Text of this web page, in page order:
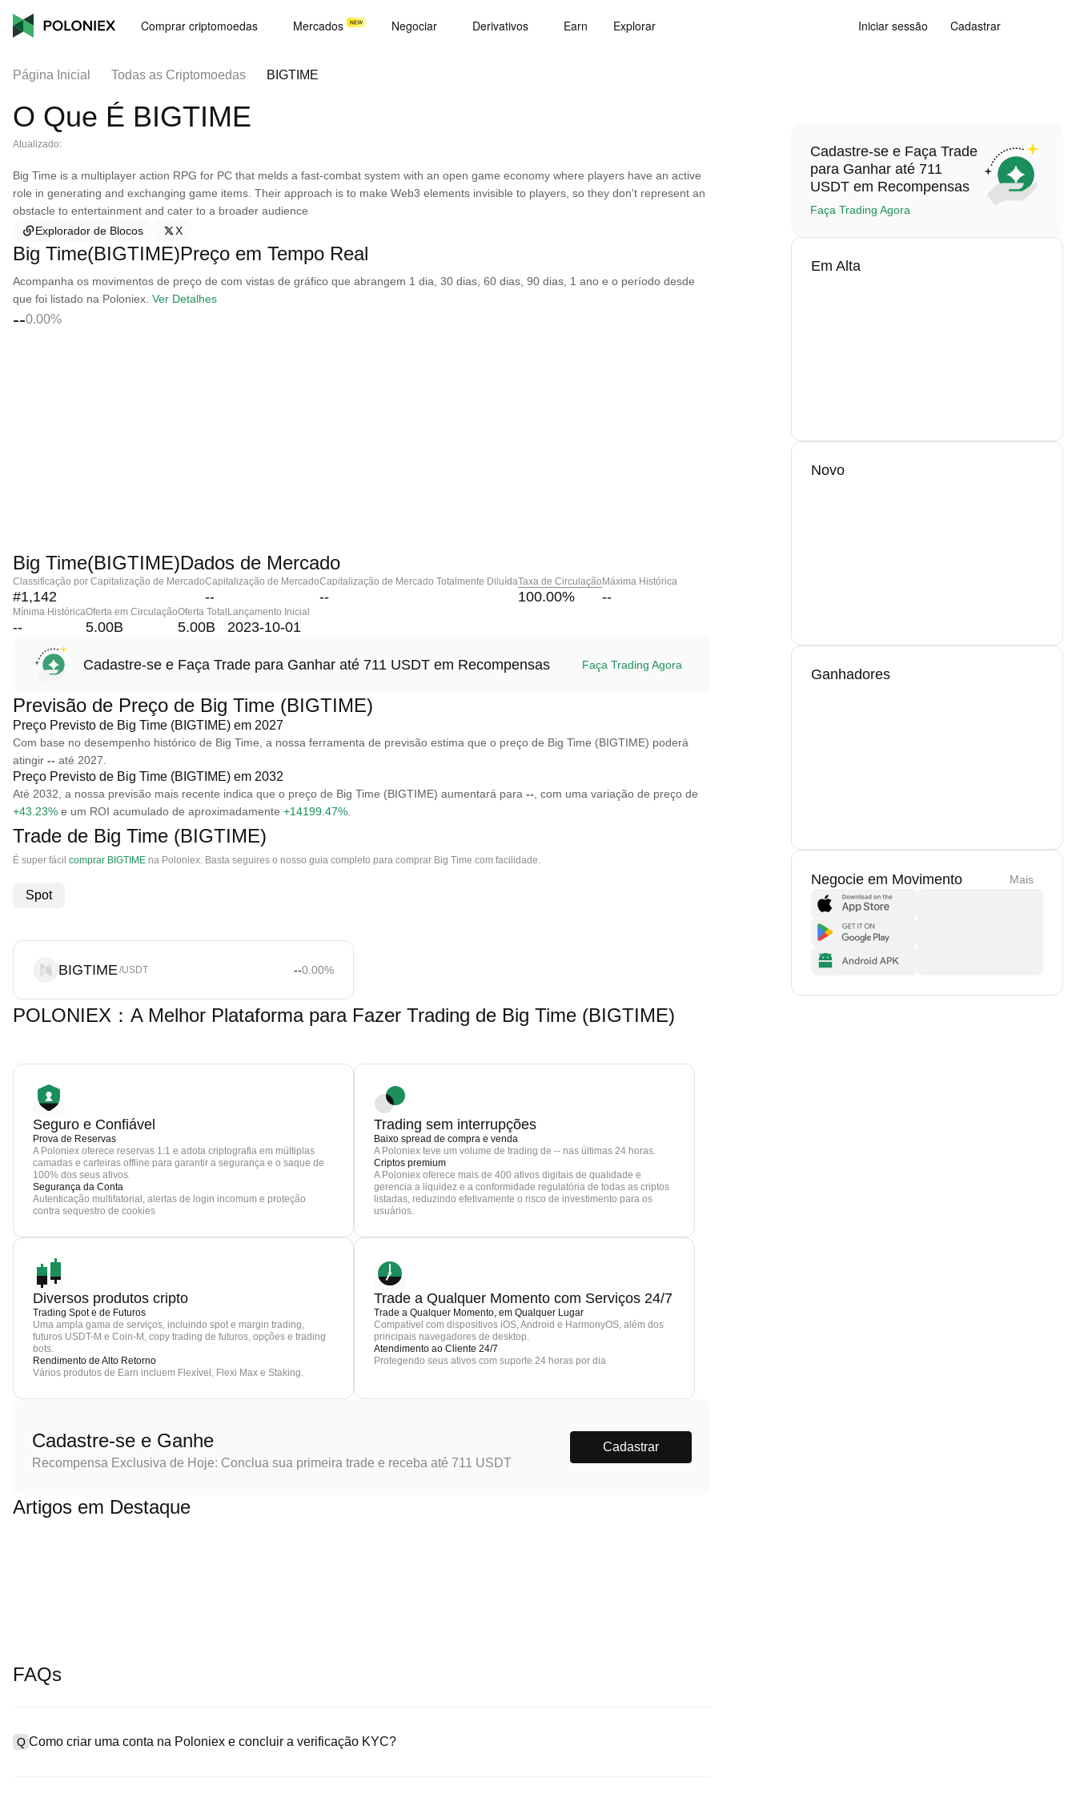
Comprar criptomoedas Mercados Negociar Derivativos Earn Explorar Iniciar sessão Cadastrar
Página Inicial Todas as Criptomoedas BIGTIME
O Que É BIGTIME
Atualizado:
Big Time is a multiplayer action RPG for PC that melds a fast-combat system with an open game economy where players have an active
role in generating and exchanging game items. Their approach is to make Web3 elements invisible to players, so they don't represent an
obstacle to entertainment and cater to a broader audience
Explorador de Blocos
X
Big Time(BIGTIME)Preço em Tempo Real
Acompanha os movimentos de preço de com vistas de gráfico que abrangem 1 dia, 30 dias, 60 dias, 90 dias, 1 ano e o período desde
que foi listado na Poloniex. Ver Detalhes
--0.00%
Big Time(BIGTIME)Dados de Mercado
Classificação por Capitalização de Mercado
#1,142
Capitalização de Mercado
--
Capitalização de Mercado Totalmente Diluída
--
Taxa de Circulação
100.00%
Máxima Histórica
--
Mínima Histórica
--
Oferta em Circulação
5.00B
Oferta Total
5.00B
Lançamento Inicial
2023-10-01
Cadastre-se e Faça Trade para Ganhar até 711 USDT em Recompensas Faça Trading Agora
Previsão de Preço de Big Time (BIGTIME)
Preço Previsto de Big Time (BIGTIME) em 2027
Com base no desempenho histórico de Big Time, a nossa ferramenta de previsão estima que o preço de Big Time (BIGTIME) poderá
atingir -- até 2027.
Preço Previsto de Big Time (BIGTIME) em 2032
Até 2032, a nossa previsão mais recente indica que o preço de Big Time (BIGTIME) aumentará para -- , com uma variação de preço de
+43.23% e um ROI acumulado de aproximadamente +14199.47%
Trade de Big Time (BIGTIME)
É super fácil comprar BIGTIME na Poloniex. Basta seguires o nosso guia completo para comprar Big Time com facilidade.
Spot
BIGTIME/USDT --0.00%
POLONIEX：A Melhor Plataforma para Fazer Trading de Big Time (BIGTIME)
Seguro e Confiável
Prova de Reservas
A Poloniex oferece reservas 1:1 e adota criptografia em múltiplas
camadas e carteiras offline para garantir a segurança e o saque de
100% dos seus ativos.
Segurança da Conta
Autenticação multifatorial, alertas de login incomum e proteção
contra sequestro de cookies
Trading sem interrupções
Baixo spread de compra e venda
A Poloniex teve um volume de trading de -- nas últimas 24 horas.
Criptos premium
A Poloniex oferece mais de 400 ativos digitais de qualidade e
gerencia a liquidez e a conformidade regulatória de todas as criptos
listadas, reduzindo efetivamente o risco de investimento para os
usuários.
Diversos produtos cripto
Trading Spot e de Futuros
Uma ampla gama de serviços, incluindo spot e margin trading,
futuros USDT-M e Coin-M, copy trading de futuros, opções e trading
bots.
Rendimento de Alto Retorno
Vários produtos de Earn incluem Flexível, Flexi Max e Staking.
Trade a Qualquer Momento com Serviços 24/7
Trade a Qualquer Momento, em Qualquer Lugar
Compatível com dispositivos iOS, Android e HarmonyOS, além dos
principais navegadores de desktop.
Atendimento ao Cliente 24/7
Protegendo seus ativos com suporte 24 horas por dia
Cadastre-se e Ganhe
Recompensa Exclusiva de Hoje: Conclua sua primeira trade e receba até 711 USDT
Cadastrar
Artigos em Destaque
FAQs
Q Como criar uma conta na Poloniex e concluir a verificação KYC?
Cadastre-se e Faça Trade
para Ganhar até 711
USDT em Recompensas
Faça Trading Agora
Em Alta
Novo
Ganhadores
Negocie em Movimento Mais